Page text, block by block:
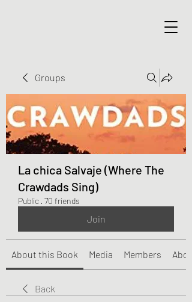
Groups
La chica Salvaje (Where The
Crawdads Sing)
Public · 70 friends
Join
About this Book Media Members About
Back